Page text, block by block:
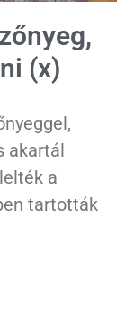
(x)
akartál
a
tartották